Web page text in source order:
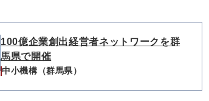
100億企業創出経営者ネットワークを群
馬県で開催
中小機構（群馬県）